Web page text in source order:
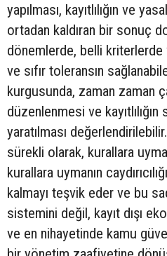
yapılması, kayıtlılığın ve
ortadan kaldıran bir sonuç
dönemlerde, belli
ve sıfır toleransın
kurgusunda, zaman zaman
düzenlenmesi ve
yaratılması
sürekli olarak, kurallara
kurallara uymanın
kalmayı teşvik eder ve bu
sistemini değil, kayıt dışı
ve en nihayetinde kamu